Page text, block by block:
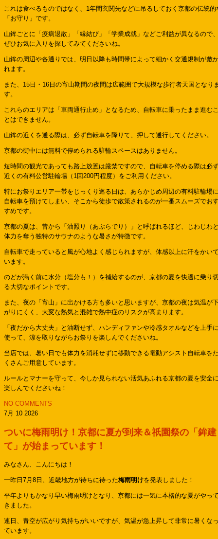
これは食べるものではなく、1年間玄関先などに吊るしておく京都の伝統的
「お守り」です。
山鉾ごとに「疫病退散」「縁結び」「学業成就」などご利益が異なるので
ぜひお気に入りを探してみてくださいね。
山鉾の周辺や各通りでは、明日以降も時間帯によって細かく交通規制が敷
れます。
また、15日・16日の宵山期間の夜間は広範囲で大規模な歩行者天国となり
す。
これらのエリアは「車両通行止め」となるため、自転車に乗ったまま進む
とはできません。
山鉾の近くを通る際は、必ず自転車を降りて、押して通行してください。
京都の街中には無料で停められる駐輪スペースはありません。
短時間の観光であっても路上放置は厳禁ですので、自転車を停める際は必
近くの有料公営駐輪場（1回200円程度）をご利用ください。
特にお祭りエリア一帯をじっくり巡る日は、あらかじめ周辺の有料駐輪場
自転車を預けてしまい、そこから徒歩で散策されるのが一番スムーズでお
すめです。
京都の夏は、昔から「油照り（あぶらでり）」と呼ばれるほど、じわじわ
体力を奪う独特のサウナのような暑さが特徴です。
自転車で走っていると風が心地よく感じられますが、体感以上に汗をかい
います。
のどが渇く前に水分（塩分も！）を補給するのが、京都の夏を快適に乗り
る大切なポイントです。
また、夜の「宵山」に出かける方も多いと思いますが、京都の夜は気温が
がりにくく、大変な熱気と混雑で熱中症のリスクが高まります。
「夜だから大丈夫」と油断せず、ハンディファンや冷感タオルなどを上手
使って、涼を取りながらお祭りを楽しんでくださいね。
当店では、暑い日でも体力を消耗せずに移動できる電動アシスト自転車を
くさんご用意しています。
ルールとマナーを守って、今しか見られない活気あふれる京都の夏を安全
楽しんでくださいね！
NO COMMENTS
7月 10 2026
ついに梅雨明け！京都に夏が到来＆祇園祭の「鉾建
て」が始まっています！
みなさん、こんにちは！
一昨日7月8日、近畿地方が待ちに待った梅雨明けを発表しました！
平年よりもかなり早い梅雨明けとなり、京都には一気に本格的な夏がやっ
きました。
連日、青空が広がり気持ちがいいですが、気温が急上昇して非常に暑くな
ています。